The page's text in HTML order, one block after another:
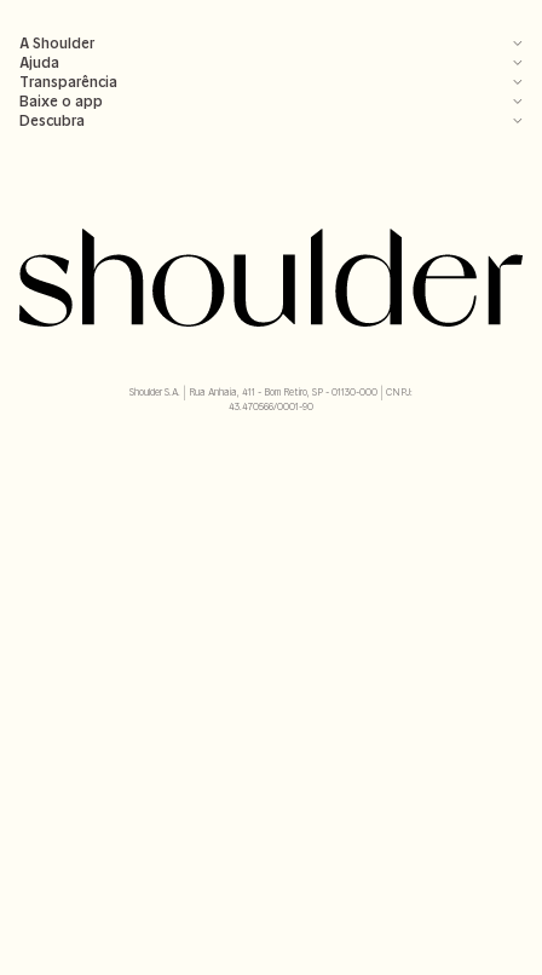
A Shoulder
Ajuda
Transparência
Baixe o app
Descubra
Shoulder S.A. | Rua Anhaia, 411 - Bom Retiro, SP - 01130-000 | CNPJ:
43.470566/0001-90